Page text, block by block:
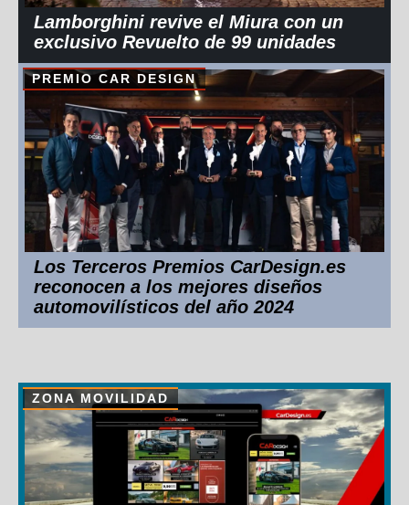
Lamborghini revive el Miura con un
exclusivo Revuelto de 99 unidades
PREMIO CAR DESIGN
Los Terceros Premios CarDesign.es
reconocen a los mejores diseños
automovilísticos del año 2024
ZONA MOVILIDAD